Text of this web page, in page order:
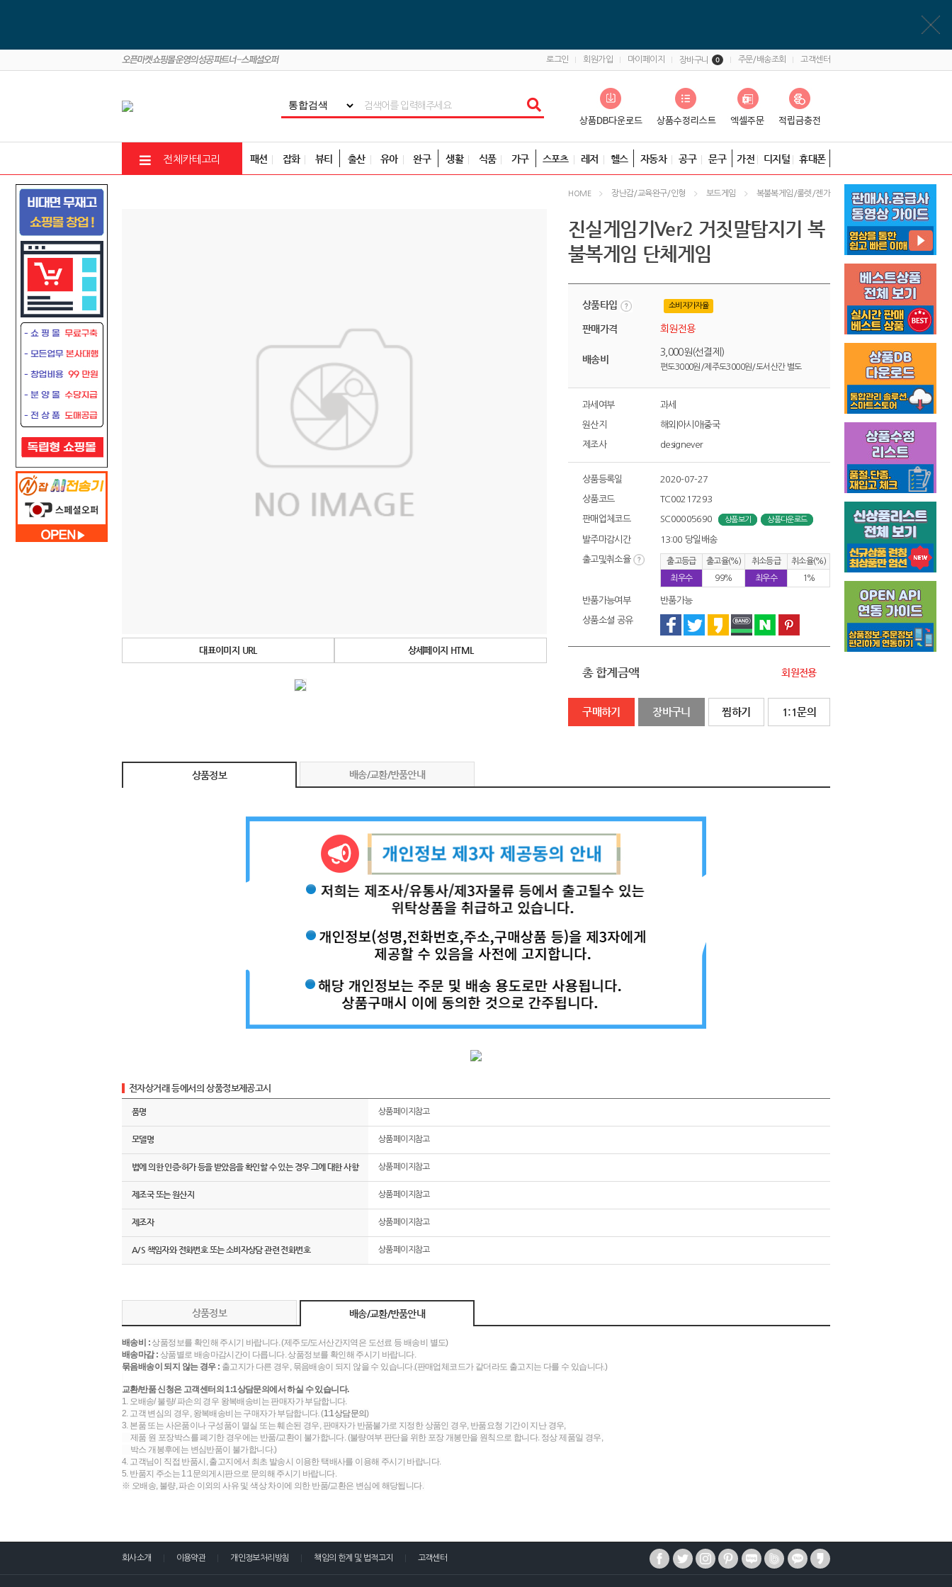
로그인 회원가입 마이페이지 장바구니 0 주문/배송조회 고객센터
전체카테고리 패션 잡화 뷰티 출산 유아 완구 생활 식품 가구 스포츠 레저 헬스 자동차 공구 문구 가전 디지털 휴대폰
HOME 장난감/교육완구/인형 보드게임 복불복게임/룰렛/젠가
대표이미지 URL 상세페이지 HTML
진실게임기Ver2 거짓말탐지기 복
불복게임 단체게임
상품타입 소비자가자율
판매가격 회원전용
배송비
3,000원(선결제)
편도3000원/제주도3000원/도서산간 별도
과세여부 과세
원산지 해외|아시아|중국
제조사 designever
상품등록일 2020-07-27
상품코드 TC00217293
판매업체코드 SC00005690 상품보기 상품다운로드
발주마감시간 13:00 당일배송
출고및취소율 출고등급 출고율(%) 취소등급
취소율(%)
최우수
99% 최우수 1%
반품가능여부 반품가능
상품소셜 공유
총 합계금액 회원전용
구매하기 장바구니 찜하기 1:1문의
상품정보 배송/교환/반품안내
전자상거래 등에서의 상품정보제공고시
품명 상품페이지참고
모델명 상품페이지참고
법에 의한 인증·허가 등을 받았음을 확인할 수 있는 경우 그에 대한 사항 상품페이지참고
제조국 또는 원산지 상품페이지참고
제조자 상품페이지참고
A/S 책임자와 전화번호 또는 소비자상담 관련 전화번호 상품페이지참고
상품정보 배송/교환/반품안내
배송비 :상품정보를 확인해 주시기 바랍니다. (제주도/도서산간지역은 도선료 등 배송비 별도)
배송마감 : 상품별로 배송마감시간이 다릅니다. 상품정보를 확인해 주시기 바랍니다.
묶음배송이 되지 않는 경우 : 출고지가 다른 경우, 묶음배송이 되지 않을 수 있습니다.(판매업체코드가 같더라도 출고지는 다를 수 있습니다.)
교환/반품 신청은 고객센터의 1:1상담문의에서 하실 수 있습니다.
1. 오배송/ 불량/ 파손의 경우 왕복배송비는 판매자가 부담합니다.
2. 고객 변심의 경우, 왕복배송비는 구매자가 부담합니다. (1:1상담문의)
3. 본품 또는 사은품이나 구성품이 멸실 또는 훼손된 경우, 판매자가 반품불가로 지정한 상품인 경우, 반품요청 기간이 지난 경우,
제품 원 포장박스를 폐기한 경우에는 반품/교환이 불가합니다. (불량여부 판단을 위한 포장 개봉만을 원칙으로 합니다. 정상 제품일 경우,
박스 개봉후에는 변심반품이 불가합니다.)
4. 고객님이 직접 반품시, 출고지에서 최초 발송시 이용한 택배사를 이용해 주시기 바랍니다.
5. 반품지 주소는 1:1문의게시판으로 문의해 주시기 바랍니다.
※ 오배송, 불량, 파손 이외의 사유 및 색상 차이에 의한 반품/교환은 변심에 해당됩니다.
회사소개 이용약관 개인정보처리방침 책임의 한계 및 법적고지 고객센터